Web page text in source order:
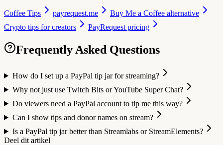
Coffee Tips payrequest.me
Buy Me a Coffee alternative
Crypto tips for creators
PayRequest pricing
Frequently Asked Questions
How do I set up a PayPal tip jar for streaming?
Why not just use Twitch Bits or YouTube Super Chat?
Do viewers need a PayPal account to tip me this way?
Can I show tips and donor names on stream?
Is a PayPal tip jar better than Streamlabs or StreamElements?
Deel dit artikel